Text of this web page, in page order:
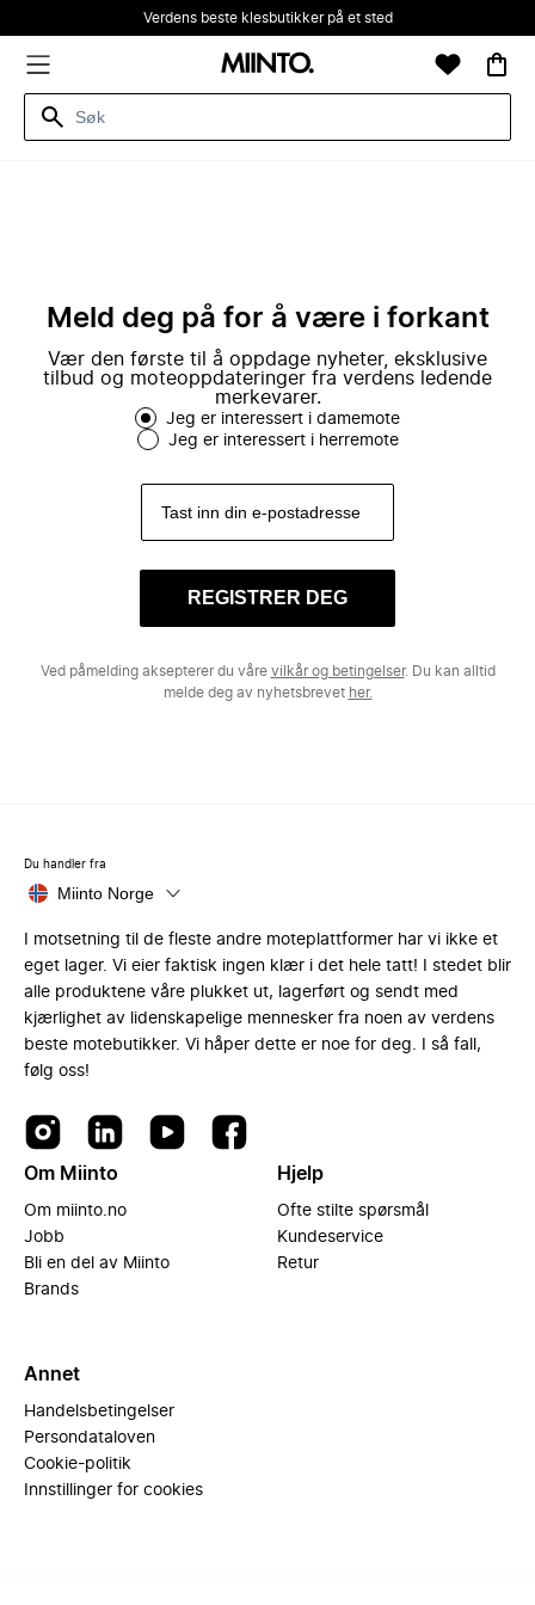
Verdens beste klesbutikker på et sted
Meld deg på for å være i forkant
Vær den første til å oppdage nyheter, eksklusive
tilbud og moteoppdateringer fra verdens ledende
merkevarer.
Jeg er interessert i damemote
Jeg er interessert i herremote
REGISTRER DEG
Ved påmelding aksepterer du våre vilkår og betingelser. Du kan alltid
melde deg av nyhetsbrevet her.
Du handler fra
Miinto Norge
I motsetning til de fleste andre moteplattformer har vi ikke et
eget lager. Vi eier faktisk ingen klær i det hele tatt! I stedet blir
alle produktene våre plukket ut, lagerført og sendt med
kjærlighet av lidenskapelige mennesker fra noen av verdens
beste motebutikker. Vi håper dette er noe for deg. I så fall,
følg oss!
Om Miinto
Om miinto.no
Jobb
Bli en del av Miinto
Brands
Hjelp
Ofte stilte spørsmål
Kundeservice
Retur
Annet
Handelsbetingelser
Persondataloven
Cookie-politik
Innstillinger for cookies